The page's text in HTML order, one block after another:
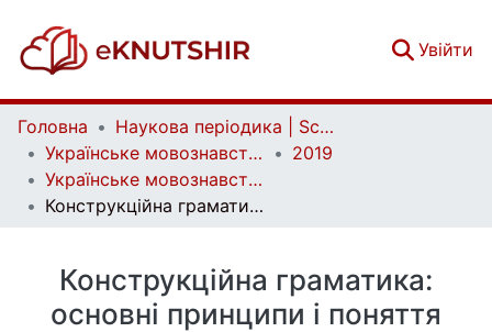
Увійти
Головна
Наукова періодика | Scientific periodicals
Українське мовознавство | Ukrainian linguistics
2019
Українське мовознавство. Випуск 1 (49)
Конструкційна граматика: основні принципи і поняття
Конструкційна граматика:
основні принципи і поняття